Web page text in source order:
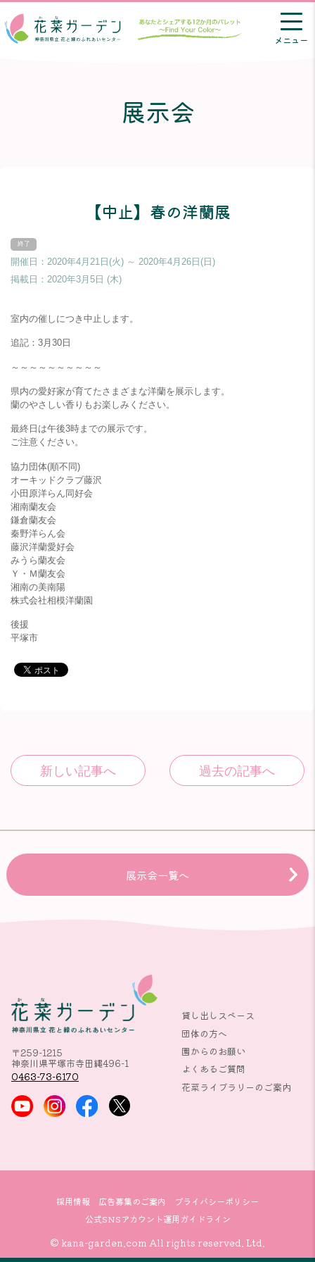
メニュー
展示会
【中止】春の洋蘭展
開催日：2020年4月21日(火) ～ 2020年4月26日(日)
掲載日： 2020年3月5日 (木)
室内の催しにつき中止します。
追記：3月30日
～～～～～～～～～～
県内の愛好家が育てたさまざまな洋蘭を展示します。
蘭のやさしい香りもお楽しみください。
最終日は午後3時までの展示です。
ご注意ください。
協力団体(順不同)
オーキッドクラブ藤沢
小田原洋らん同好会
湘南蘭友会
鎌倉蘭友会
秦野洋らん会
藤沢洋蘭愛好会
みうら蘭友会
Ｙ・Ｍ蘭友会
湘南の美南陽
株式会社相模洋蘭園
後援
平塚市
展示会一覧へ
〒259-1215
神奈川県平塚市寺田縄496-1
0463-73-6170
貸し出しスペース
団体の方へ
園からのお願い
よくあるご質問
花菜ライブラリーのご案内
採用情報 広告募集のご案内
プライバシーポリシー
公式SNSアカウント運用ガイドライン
© kana-garden.com All rights reserved. Ltd.